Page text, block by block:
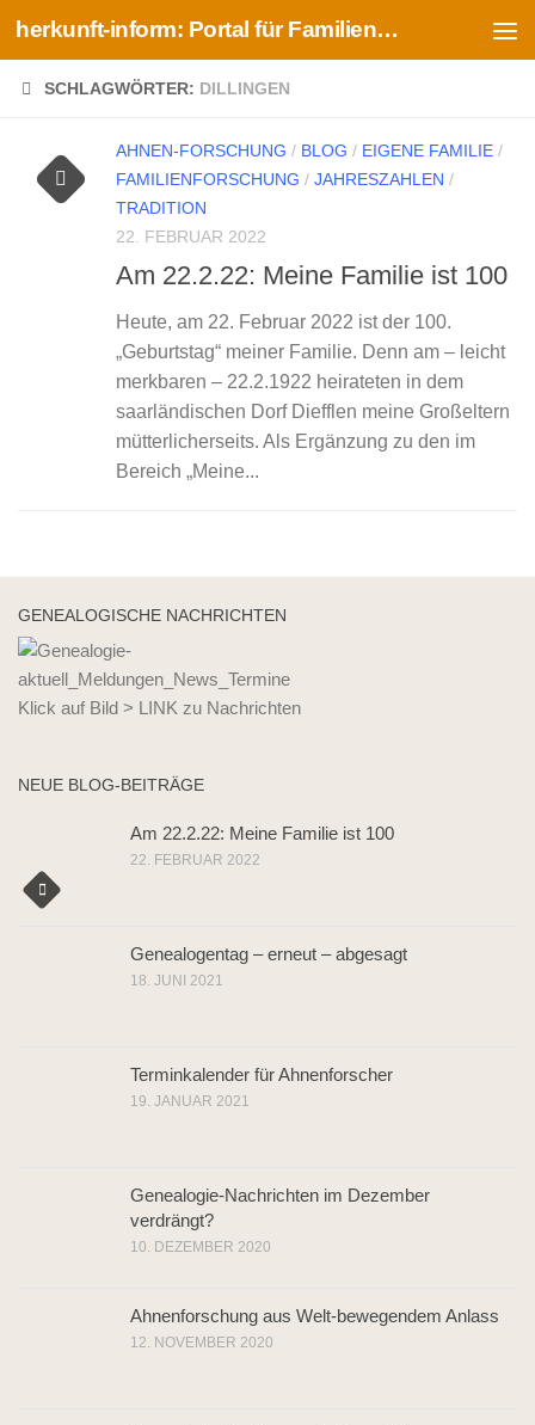
Zum Inhalt springen herkunft-inform: Portal für Familien- und Ahnenforschung
SCHLAGWÖRTER: DILLINGEN
AHNEN-FORSCHUNG / BLOG / EIGENE FAMILIE /
FAMILIENFORSCHUNG / JAHRESZAHLEN /
TRADITION
22. FEBRUAR 2022
Am 22.2.22: Meine Familie ist 100
Heute, am 22. Februar 2022 ist der 100.
„Geburtstag“ meiner Familie. Denn am – leicht
merkbaren – 22.2.1922 heirateten in dem
saarländischen Dorf Diefflen meine Großeltern
mütterlicherseits. Als Ergänzung zu den im
Bereich „Meine...
GENEALOGISCHE NACHRICHTEN
Klick auf Bild > LINK zu Nachrichten
NEUE BLOG-BEITRÄGE
Am 22.2.22: Meine Familie ist 100
22. FEBRUAR 2022
Genealogentag – erneut – abgesagt
18. JUNI 2021
Terminkalender für Ahnenforscher
19. JANUAR 2021
Genealogie-Nachrichten im Dezember
verdrängt?
10. DEZEMBER 2020
Ahnenforschung aus Welt-bewegendem Anlass
12. NOVEMBER 2020